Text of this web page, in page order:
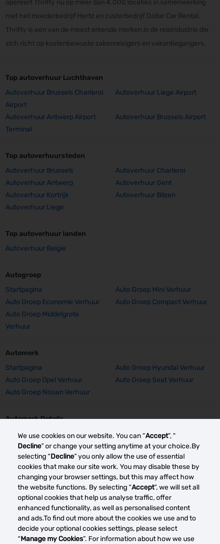
We use cookies on our website. You can “Accept”, “
Decline” or change your setting anytime at your choice.By
selecting “Decline” you only allow the use of essential
cookies that make our site work. You may disable these by
changing your browser settings, but this may affect how
the website functions. By selecting “Accept”, we will set all
optional cookies that help us analyse traffic, offer
enhanced functionality, as well as personalised content
and ads.To find out more about the cookies we use and to
decide your optional cookies settings, please select
“Manage my Cookies”. For information about how we use
opereert Thrifty nu op meer dan 4.000 locaties in samenwerking
met het moederbedrijf Hertz en zusterbedrijf Dollar Car Rental.
Thrifty is een van de meest erkende merken in de reisindustrie die
zich richt op kostenbewuste zakenreizigers en vakantiegangers.
Top autoverhuur Luchthaven
Autoverhuur Brussels Charleroi
Airport
Autoverhuur Liege Airport
Autoverhuur Antwerp Airport
Terminal
Autoverhuur Brussels Airport
Top autoverhuursteden
Autoverhuur Brussels
Autoverhuur Charleroi
Autoverhuur Antwerp
Autoverhuur Gent
Autoverhuur Kortrijk
Autoverhuur Bilzen
Autoverhuur Liege
Top autoverhuur landen
Autoverhuur Belgie
Autogroep
Startpagina
Auto Groep Mini Verhuur
Auto Groep Economie Verhuur
Auto Groep Compact Verhuur
Auto Groep Middelgrote
Verhuur
Automerk
Startpagina
Auto Groep Hyundai Verhuur
Auto Groep Opel Verhuur
Auto Groep Seat Verhuur
Auto Groep Nissan Verhuur
Automerk Details
Auto Groep Hyundai I10
Verhuur
Auto Groep Opel Corsa Verhuur
Auto Groep Opel Astra Verhuur
Auto Groep Seat Arona Verhuur
Auto Groep Nissan Qashqai
Andere autoverhuurmarkten
Mijn